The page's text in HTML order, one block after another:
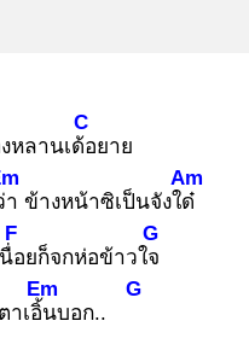
หลานเด้อ
C
ยาย
ข้างหน้าซิเป็นจังใด๋
Am
อ
F
ยก็จกห่อข้าวใจ
G
าเอิ้น
Em
บอก..
G